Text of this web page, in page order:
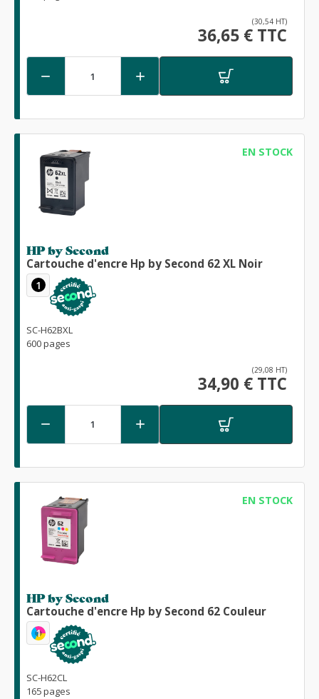
(30,54 HT)
36,65 € TTC
 
EN STOCK
HP by Second
Cartouche d'encre Hp by Second 62 XL Noir
1
SC-H62BXL
600 pages
(29,08 HT)
34,90 € TTC
 
EN STOCK
HP by Second
Cartouche d'encre Hp by Second 62 Couleur
1
SC-H62CL
165 pages